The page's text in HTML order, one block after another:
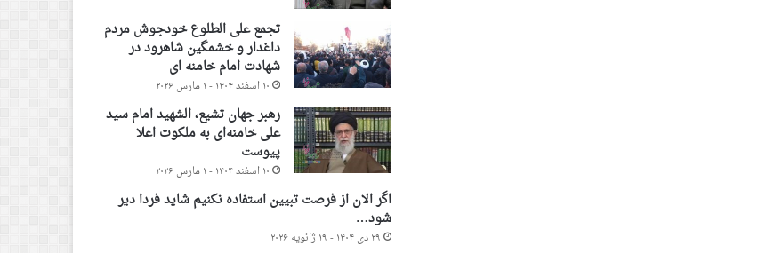
تجمع علی الطلوع خودجوش مردم
داغدار و خشمگین شاهرود در
شهادت امام خامنه ای
۱۰ اسفند ۱۴۰۴ - ۱ مارس ۲۰۲۶
رهبر جهان تشیع، الشهید امام سید
علی خامنه‌ای به ملکوت اعلا
پیوست
۱۰ اسفند ۱۴۰۴ - ۱ مارس ۲۰۲۶
اگر الان از فرصت تبیین استفاده نکنیم شاید فردا دیر
شود…
۲۹ دی ۱۴۰۴ - ۱۹ ژانویه ۲۰۲۶